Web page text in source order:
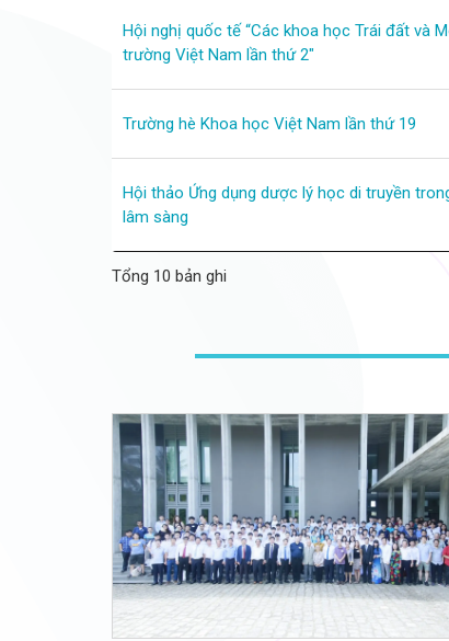
Hội nghị quốc tế “Các khoa học Trái đất và
trường Việt Nam lần thứ 2″
Trường hè Khoa học Việt Nam lần thứ 19
Hội thảo Ứng dụng dược lý học di truyền
lâm sàng
Tổng 10 bản ghi